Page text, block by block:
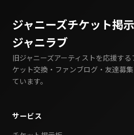
ジャニーズチケット掲
ジャニラブ
旧ジャニーズアーティストを応援す
ケット交換・ファンブログ・友達募
ています。
サービス